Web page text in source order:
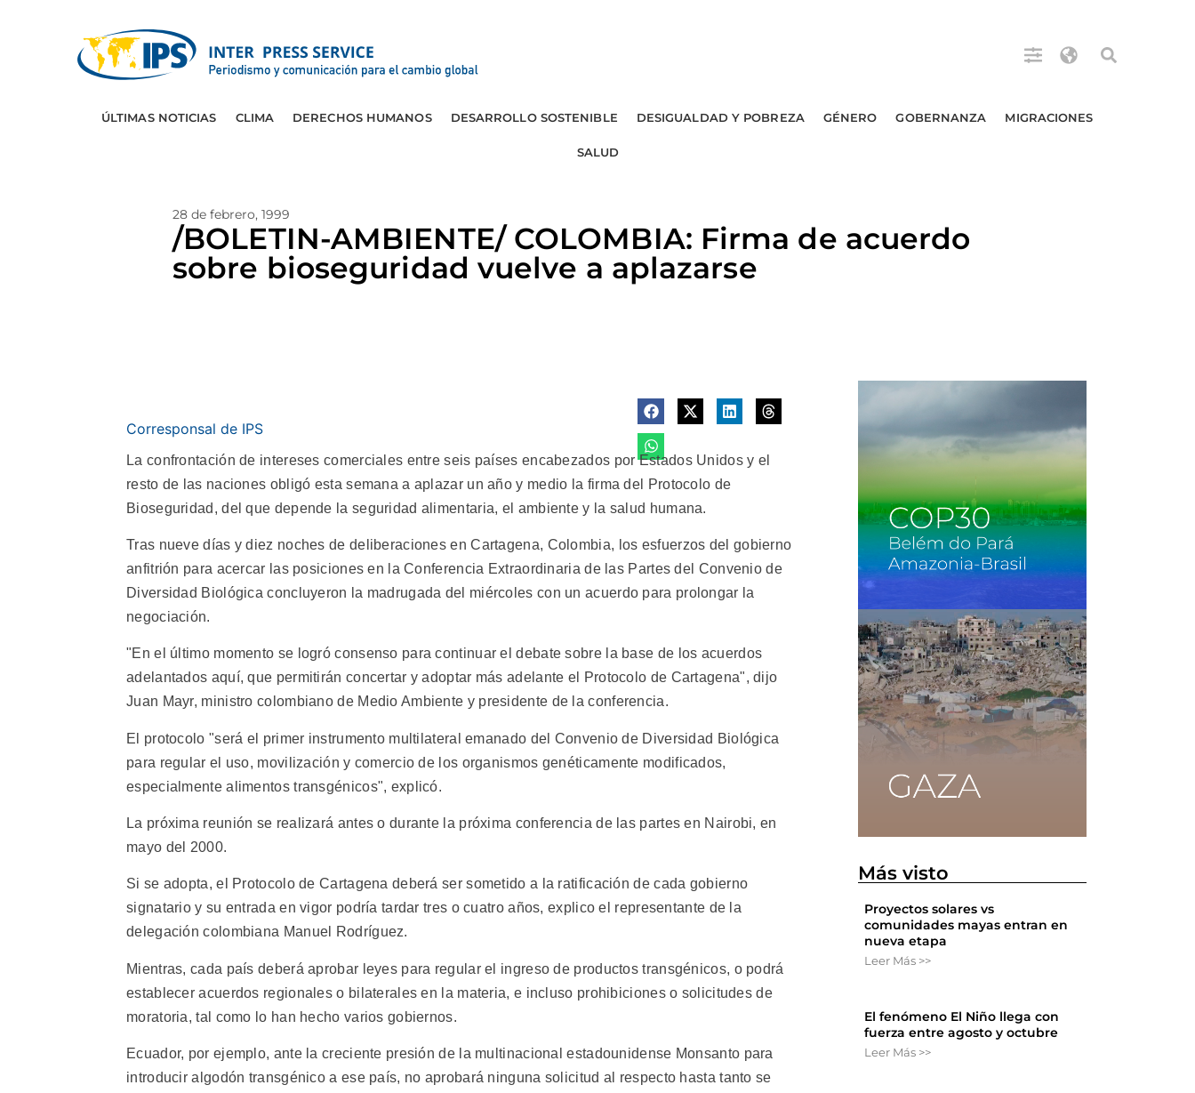
ÚLTIMAS NOTICIAS CLIMA DERECHOS HUMANOS DESARROLLO SOSTENIBLE DESIGUALDAD Y POBREZA GÉNERO GOBERNANZA MIGRACIONES
SALUD
28 de febrero, 1999
/BOLETIN-AMBIENTE/ COLOMBIA: Firma de acuerdo
sobre bioseguridad vuelve a aplazarse
Corresponsal de IPS
La confrontación de intereses comerciales entre seis países encabezados por Estados Unidos y el
resto de las naciones obligó esta semana a aplazar un año y medio la firma del Protocolo de
Bioseguridad, del que depende la seguridad alimentaria, el ambiente y la salud humana.
Tras nueve días y diez noches de deliberaciones en Cartagena, Colombia, los esfuerzos del gobierno
anfitrión para acercar las posiciones en la Conferencia Extraordinaria de las Partes del Convenio de
Diversidad Biológica concluyeron la madrugada del miércoles con un acuerdo para prolongar la
negociación.
"En el último momento se logró consenso para continuar el debate sobre la base de los acuerdos
adelantados aquí, que permitirán concertar y adoptar más adelante el Protocolo de Cartagena", dijo
Juan Mayr, ministro colombiano de Medio Ambiente y presidente de la conferencia.
El protocolo "será el primer instrumento multilateral emanado del Convenio de Diversidad Biológica
para regular el uso, movilización y comercio de los organismos genéticamente modificados,
especialmente alimentos transgénicos", explicó.
La próxima reunión se realizará antes o durante la próxima conferencia de las partes en Nairobi, en
mayo del 2000.
Si se adopta, el Protocolo de Cartagena deberá ser sometido a la ratificación de cada gobierno
signatario y su entrada en vigor podría tardar tres o cuatro años, explico el representante de la
delegación colombiana Manuel Rodríguez.
Mientras, cada país deberá aprobar leyes para regular el ingreso de productos transgénicos, o podrá
establecer acuerdos regionales o bilaterales en la materia, e incluso prohibiciones o solicitudes de
moratoria, tal como lo han hecho varios gobiernos.
Ecuador, por ejemplo, ante la creciente presión de la multinacional estadounidense Monsanto para
introducir algodón transgénico a ese país, no aprobará ninguna solicitud al respecto hasta tanto se
Más visto
Proyectos solares vs
comunidades mayas entran en
nueva etapa
Leer Más >>
El fenómeno El Niño llega con
fuerza entre agosto y octubre
Leer Más >>